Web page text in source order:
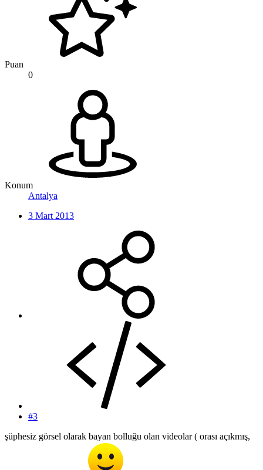
Puan
0
Konum
Antalya
3 Mart 2013
#3
şüphesiz görsel olarak bayan bolluğu olan videolar ( orası açıkmış,